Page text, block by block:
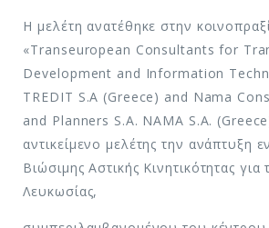
Η μελέτη ανατέθηκε στην
«Transeuropean Consultants for
Development and Information
TREDIT S.A (Greece) and Nama
and Planners S.A. NAMA S.A.
αντικείμενο μελέτης την ανάπτυξη
Βιώσιμης Αστικής Κινητικότητας
Λευκωσίας,